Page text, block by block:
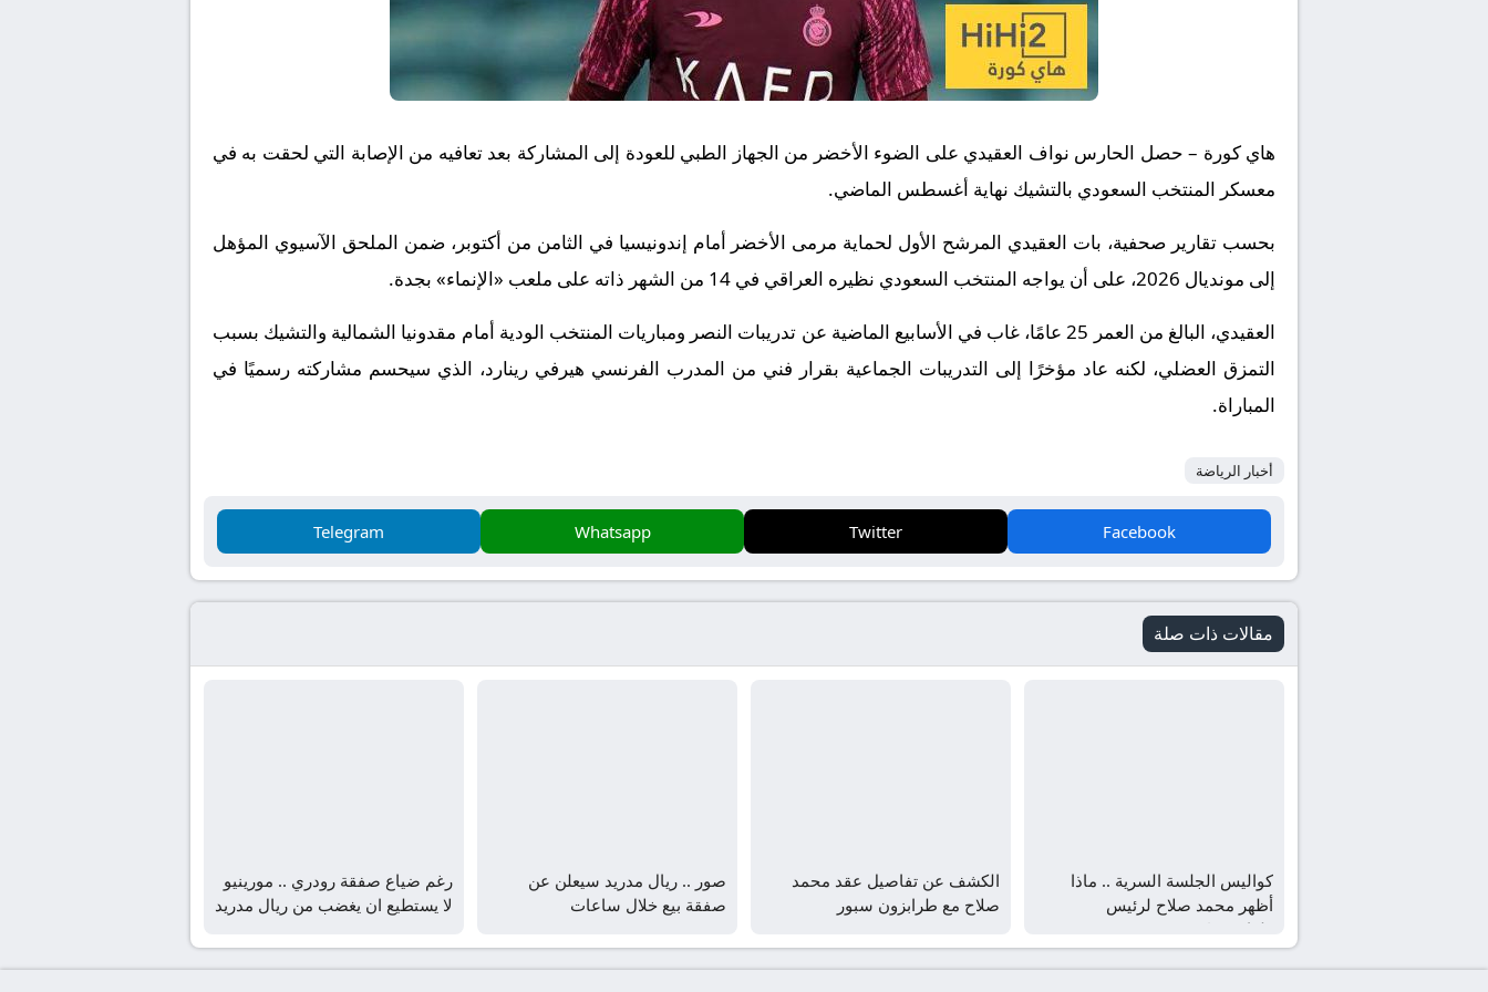
هاي كورة – حصل الحارس نواف العقيدي على الضوء الأخضر من الجهاز الطبي للعودة إلى المشاركة بعد تعافيه من الإصابة التي لحقت به في
معسكر المنتخب السعودي بالتشيك نهاية أغسطس الماضي.
بحسب تقارير صحفية، بات العقيدي المرشح الأول لحماية مرمى الأخضر أمام إندونيسيا في الثامن من أكتوبر، ضمن الملحق الآسيوي المؤهل
إلى مونديال 2026، على أن يواجه المنتخب السعودي نظيره العراقي في 14 من الشهر ذاته على ملعب «الإنماء» بجدة.
العقيدي، البالغ من العمر 25 عامًا، غاب في الأسابيع الماضية عن تدريبات النصر ومباريات المنتخب الودية أمام مقدونيا الشمالية والتشيك بسبب
التمزق العضلي، لكنه عاد مؤخرًا إلى التدريبات الجماعية بقرار فني من المدرب الفرنسي هيرفي رينارد، الذي سيحسم مشاركته رسميًا في
المباراة.
أخبار الرياضة
Facebook
Twitter
Whatsapp
Telegram
مقالات ذات صلة
كواليس الجلسة السرية .. ماذا
أظهر محمد صلاح لرئيس
طرابزون؟
الكشف عن تفاصيل عقد محمد
صلاح مع طرابزون سبور
صور .. ريال مدريد سيعلن عن
صفقة بيع خلال ساعات
رغم ضياع صفقة رودري .. مورينيو
لا يستطيع ان يغضب من ريال مدريد